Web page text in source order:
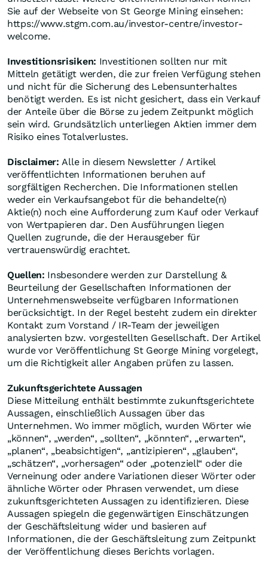
Sie auf der Webseite von St George Mining einsehen:
https://www.stgm.com.au/investor-centre/investor-
welcome.
Investitionsrisiken: Investitionen sollten nur mit
Mitteln getätigt werden, die zur freien Verfügung stehen
und nicht für die Sicherung des Lebensunterhaltes
benötigt werden. Es ist nicht gesichert, dass ein Verkauf
der Anteile über die Börse zu jedem Zeitpunkt möglich
sein wird. Grundsätzlich unterliegen Aktien immer dem
Risiko eines Totalverlustes.
Disclaimer: Alle in diesem Newsletter / Artikel
veröffentlichten Informationen beruhen auf
sorgfältigen Recherchen. Die Informationen stellen
weder ein Verkaufsangebot für die behandelte(n)
Aktie(n) noch eine Aufforderung zum Kauf oder Verkauf
von Wertpapieren dar. Den Ausführungen liegen
Quellen zugrunde, die der Herausgeber für
vertrauenswürdig erachtet.
Quellen: Insbesondere werden zur Darstellung &
Beurteilung der Gesellschaften Informationen der
Unternehmenswebseite verfügbaren Informationen
berücksichtigt. In der Regel besteht zudem ein direkter
Kontakt zum Vorstand / IR-Team der jeweiligen
analysierten bzw. vorgestellten Gesellschaft. Der Artikel
wurde vor Veröffentlichung St George Mining vorgelegt,
um die Richtigkeit aller Angaben prüfen zu lassen.
Zukunftsgerichtete Aussagen
Diese Mitteilung enthält bestimmte zukunftsgerichtete
Aussagen, einschließlich Aussagen über das
Unternehmen. Wo immer möglich, wurden Wörter wie
„können“, „werden“, „sollten“, „könnten“, „erwarten“,
„planen“, „beabsichtigen“, „antizipieren“, „glauben“,
„schätzen“, „vorhersagen“ oder „potenziell“ oder die
Verneinung oder andere Variationen dieser Wörter oder
ähnliche Wörter oder Phrasen verwendet, um diese
zukunftsgerichteten Aussagen zu identifizieren. Diese
Aussagen spiegeln die gegenwärtigen Einschätzungen
der Geschäftsleitung wider und basieren auf
Informationen, die der Geschäftsleitung zum Zeitpunkt
der Veröffentlichung dieses Berichts vorlagen.